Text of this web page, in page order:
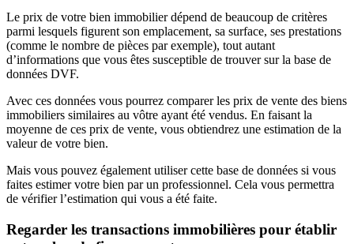
Le prix de votre bien immobilier dépend de beaucoup de critères
parmi lesquels figurent son emplacement, sa surface, ses prestations
(comme le nombre de pièces par exemple), tout autant
d’informations que vous êtes susceptible de trouver sur la base de
données DVF.
Avec ces données vous pourrez comparer les prix de vente des biens
immobiliers similaires au vôtre ayant été vendus. En faisant la
moyenne de ces prix de vente, vous obtiendrez une estimation de la
valeur de votre bien.
Mais vous pouvez également utiliser cette base de données si vous
faites estimer votre bien par un professionnel. Cela vous permettra
de vérifier l’estimation qui vous a été faite.
Regarder les transactions immobilières pour établir